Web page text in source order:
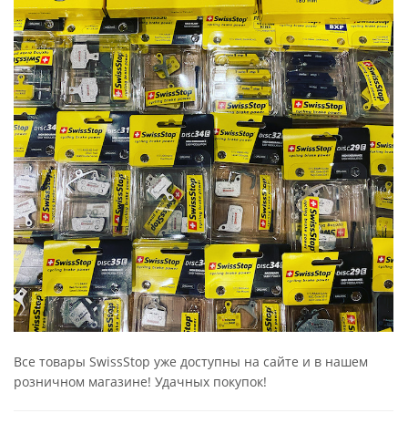
Все товары SwissStop уже доступны на сайте и в нашем
розничном магазине! Удачных покупок!